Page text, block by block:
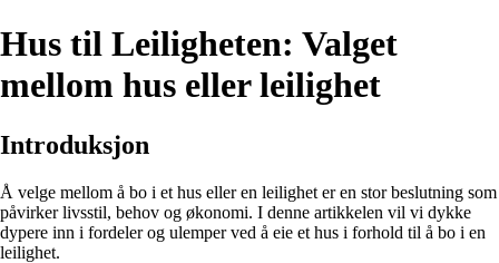
Hus til Leiligheten: Valget
mellom hus eller leilighet
Introduksjon
Å velge mellom å bo i et hus eller en leilighet er en stor beslutning som
påvirker livsstil, behov og økonomi. I denne artikkelen vil vi dykke
dypere inn i fordeler og ulemper ved å eie et hus i forhold til å bo i en
leilighet.